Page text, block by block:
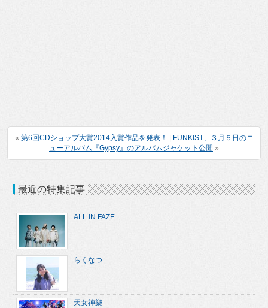
« 第6回CDショップ大賞2014入賞作品を発表！
FUNKIST、３月５日のニ
ューアルバム『Gypsy』のアルバムジャケット公開 »
最近の特集記事
ALL iN FAZE
らくなつ
天女神樂